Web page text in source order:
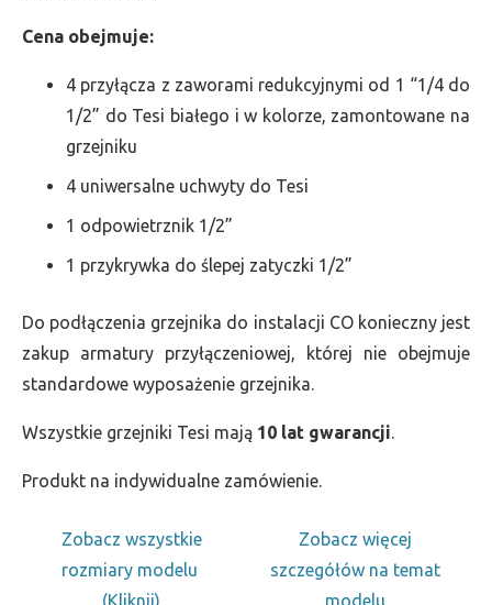
Cena obejmuje:
4 przyłącza z zaworami redukcyjnymi od 1 “1/4 do
1/2” do Tesi białego i w kolorze, zamontowane na
grzejniku
4 uniwersalne uchwyty do Tesi
1 odpowietrznik 1/2”
1 przykrywka do ślepej zatyczki 1/2”
Do podłączenia grzejnika do instalacji CO konieczny jest
zakup armatury przyłączeniowej, której nie obejmuje
standardowe wyposażenie grzejnika.
Wszystkie grzejniki Tesi mają 10 lat gwarancji.
Produkt na indywidualne zamówienie.
Zobacz wszystkie
rozmiary modelu
(Kliknij)
Zobacz więcej
szczegółów na temat
modelu